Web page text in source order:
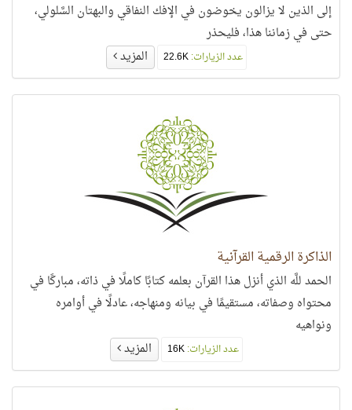
إلى الذين لا يزالون يخوضون في الإفك النفاقي والبهتان السَّلولي،
حتى في زماننا هذا، فليحذر
عدد الزيارات:22.6K المزيد
الذاكرة الرقمية القرآنية
الحمد للَّه الذي أنزل هذا القرآن بعلمه كتابًا كاملًا في ذاته، مباركًا في
محتواه وصفاته، مستقيمًا في بيانه ومنهاجه، عادلًا في أوامره
ونواهيه
عدد الزيارات:16K المزيد